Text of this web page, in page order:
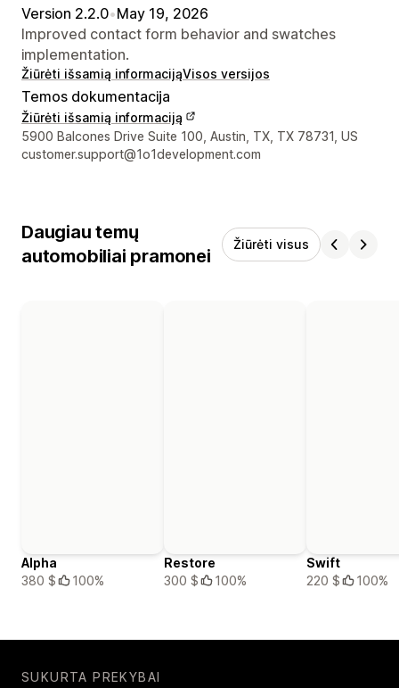
Version 2.2.0•May 19, 2026
Improved contact form behavior and swatches
implementation.
Žiūrėti išsamią informacijąVisos versijos
Temos dokumentacija
Žiūrėti išsamią informaciją
Kūrėjo kontaktiniai duomenys
5900 Balcones Drive Suite 100, Austin, TX, TX 78731, US
customer.support@1o1development.com
Daugiau temų
automobiliai pramonei
Žiūrėti visus
Alpha
380 $
100%
Restore
300 $
100%
Swift
220 $
100%
SUKURTA PREKYBAI